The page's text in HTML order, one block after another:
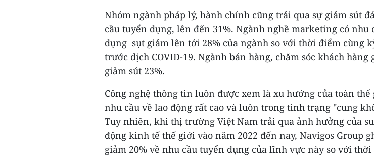
Nhóm ngành pháp lý, hành chính cũng trải qua sự giảm sút
cầu tuyển dụng, lên đến 31%. Ngành nghề marketing có nhu
dụng sụt giảm lên tới 28% của ngành so với thời điểm cùng
trước dịch COVID-19. Ngành bán hàng, chăm sóc khách hàng
giảm sút 23%.
Công nghệ thông tin luôn được xem là xu hướng của toàn
nhu cầu về lao động rất cao và luôn trong tình trạng "cung
Tuy nhiên, khi thị trường Việt Nam trải qua ảnh hưởng của
động kinh tế thế giới vào năm 2022 đến nay, Navigos Group
giảm 20% về nhu cầu tuyển dụng của lĩnh vực này so với